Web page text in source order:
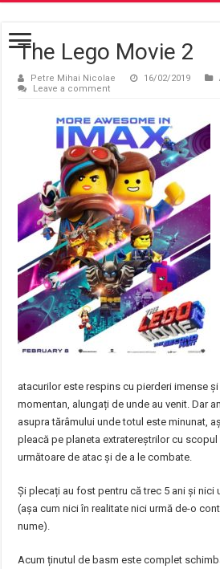
The Lego Movie 2
Petre Mihai Nicolae 16/02/2019
Leave a comment
atacurilor este respins cu pierderi imense
momentan, alungați de unde au venit. Dar
asupra tărâmului unde totul este minunat,
pleacă pe planeta extratereștrilor cu
următoare de atac și de a le combate.
Și plecați au fost pentru că trec 5 ani și nici
(așa cum nici în realitate nici urmă de-o
nume).
Acum ținutul de basm este complet